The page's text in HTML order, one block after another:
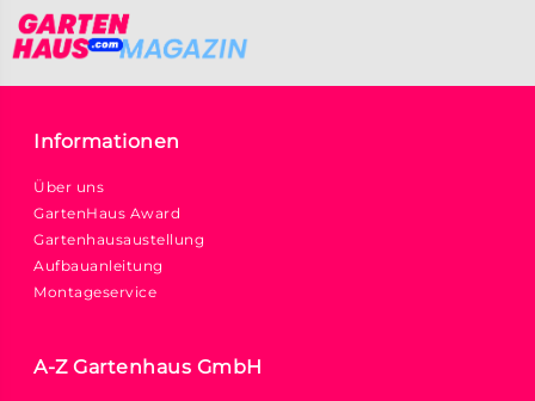
Informationen
Über uns
GartenHaus Award
Gartenhausaustellung
Aufbauanleitung
Montageservice
A-Z Gartenhaus GmbH